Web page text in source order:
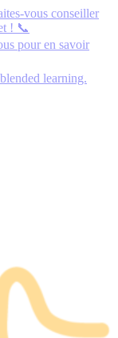
vous conseiller
! 📞
pour en savoir
learning.